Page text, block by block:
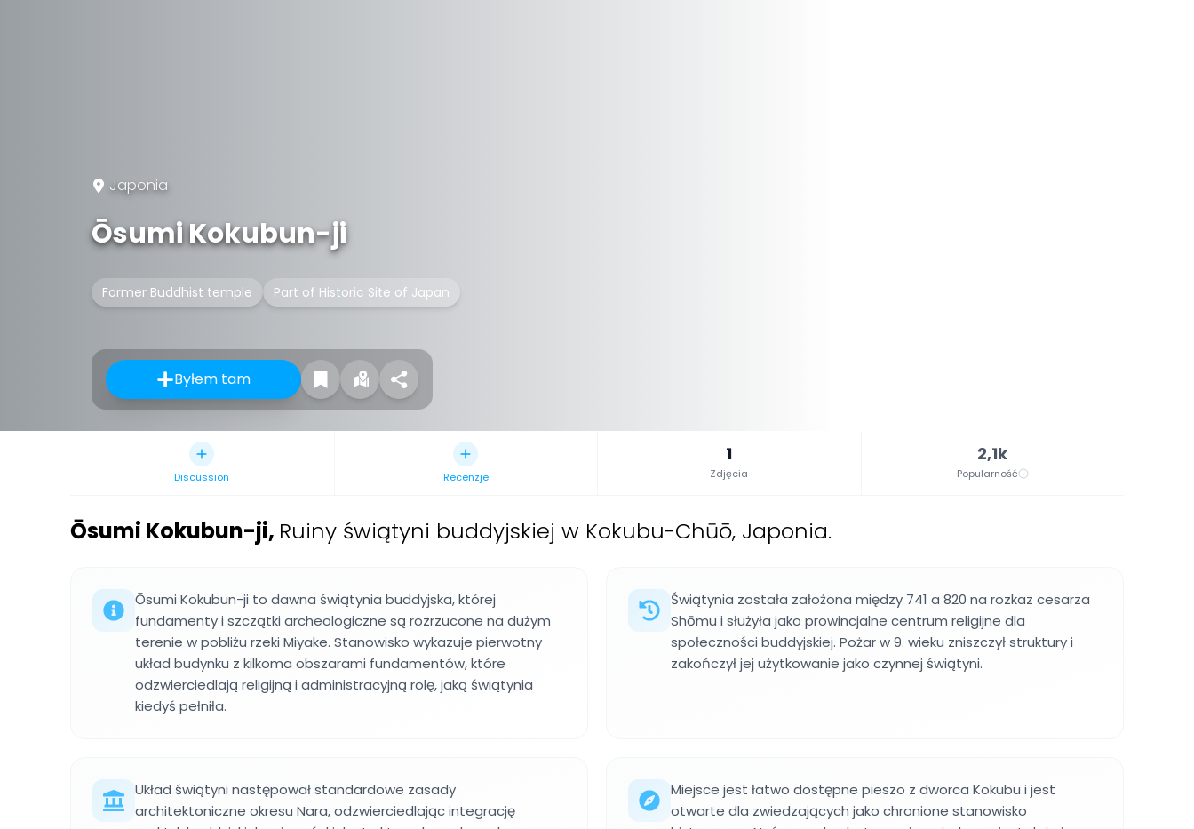
Japonia
Ōsumi Kokubun-ji
Former Buddhist temple Part of Historic Site of Japan
Byłem tam
Discussion Recenzje
1
Zdjęcia
2,1k
Popularność
Ōsumi Kokubun-ji, Ruiny świątyni buddyjskiej w Kokubu-Chūō, Japonia.
Ōsumi Kokubun-ji to dawna świątynia buddyjska, której
fundamenty i szczątki archeologiczne są rozrzucone na dużym
terenie w pobliżu rzeki Miyake. Stanowisko wykazuje pierwotny
układ budynku z kilkoma obszarami fundamentów, które
odzwierciedlają religijną i administracyjną rolę, jaką świątynia
kiedyś pełniła.
Świątynia została założona między 741 a 820 na rozkaz cesarza
Shōmu i służyła jako prowincjalne centrum religijne dla
społeczności buddyjskiej. Pożar w 9. wieku zniszczył struktury i
zakończył jej użytkowanie jako czynnej świątyni.
Układ świątyni następował standardowe zasady
architektoniczne okresu Nara, odzwierciedlając integrację
Miejsce jest łatwo dostępne pieszo z dworca Kokubu i jest
otwarte dla zwiedzających jako chronione stanowisko